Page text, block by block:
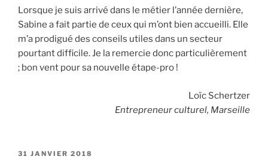
en
relation
des
artistes
pour
« qui
Lorsque je suis arrivé dans le métier l’année dernière,
Sabine a fait partie de ceux qui m’ont bien accueilli. Elle
m’a prodigué des conseils utiles dans un secteur
pourtant difficile. Je la remercie donc particulièrement
; bon vent pour sa nouvelle étape-pro !
Loïc Schertzer
Entrepreneur culturel, Marseille
PUBLIÉ
31 JANVIER 2018